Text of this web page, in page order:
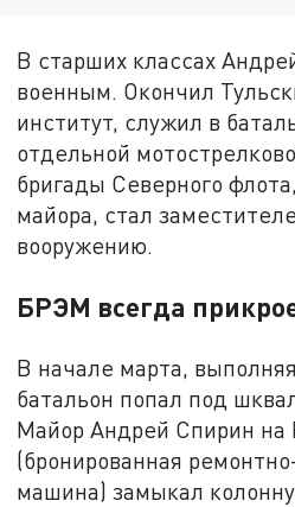
В старших классах
военным. Окончил
институт, служил в
отдельной
бригады Северного
майора, стал
вооружению.
БРЭМ всегда
В начале марта,
батальон попал под
Майор Андрей Спирин
(бронированная
машина) замыкал